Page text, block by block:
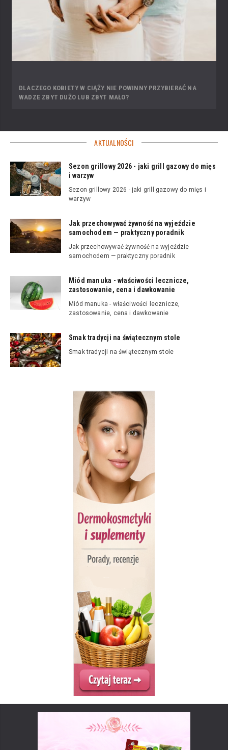
DLACZEGO KOBIETY W CIĄŻY NIE POWINNY PRZYBIERAĆ NA
WADZE ZBYT DUŻO LUB ZBYT MAŁO?
AKTUALNOŚCI
Sezon grillowy 2026 - jaki grill gazowy do mięs
i warzyw
Sezon grillowy 2026 - jaki grill gazowy do mięs i
warzyw
Jak przechowywać żywność na wyjeździe
samochodem — praktyczny poradnik
Jak przechowywać żywność na wyjeździe
samochodem — praktyczny poradnik
Miód manuka - właściwości lecznicze,
zastosowanie, cena i dawkowanie
Miód manuka - właściwości lecznicze,
zastosowanie, cena i dawkowanie
Smak tradycji na świątecznym stole
Smak tradycji na świątecznym stole